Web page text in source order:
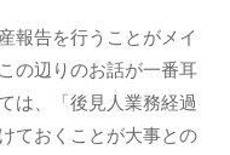
報告を行うことがメイ
の辺りのお話が一番耳
は、「後見人業務経過
ておくことが大事との